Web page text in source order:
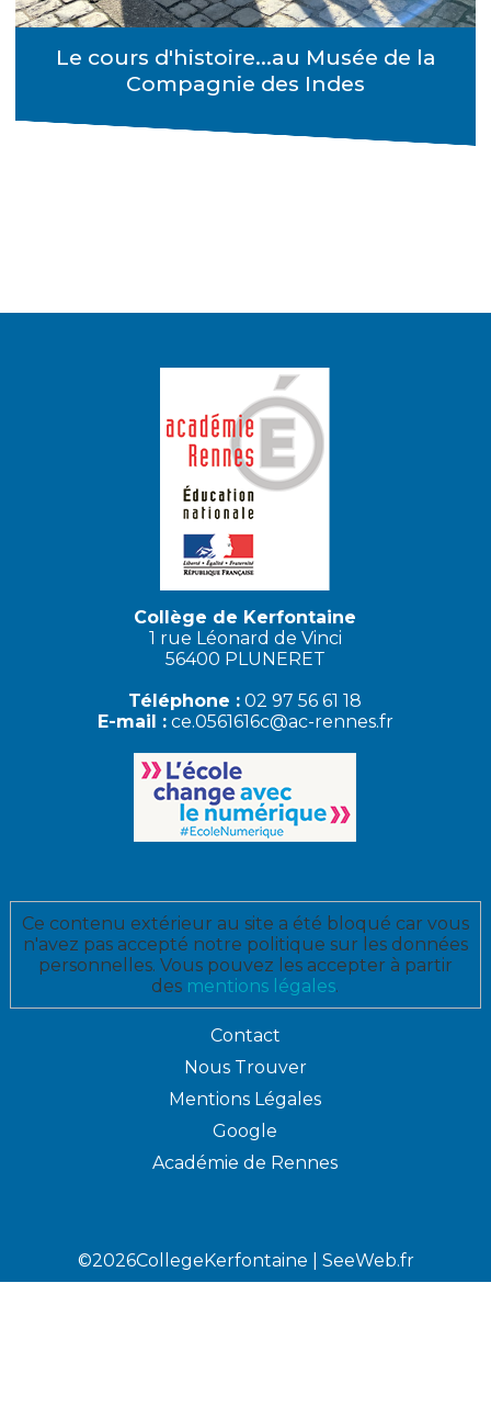
Le cours d'histoire...au Musée de la
Compagnie des Indes
Collège de Kerfontaine
1 rue Léonard de Vinci
56400 PLUNERET
Téléphone : 02 97 56 61 18
E-mail : ce.0561616c@ac-rennes.fr
Ce contenu extérieur au site a été bloqué car vous
n'avez pas accepté notre politique sur les données
personnelles. Vous pouvez les accepter à partir
des mentions légales.
Contact
Nous Trouver
Mentions Légales
Google
Académie de Rennes
©2026CollegeKerfontaine | SeeWeb.fr